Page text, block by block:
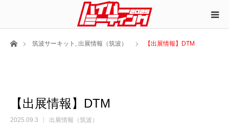
ホーム筑波サーキット , 出展情報（筑波） 【出展情報】DTM
【出展情報】DTM
2025.09.3 出展情報（筑波）